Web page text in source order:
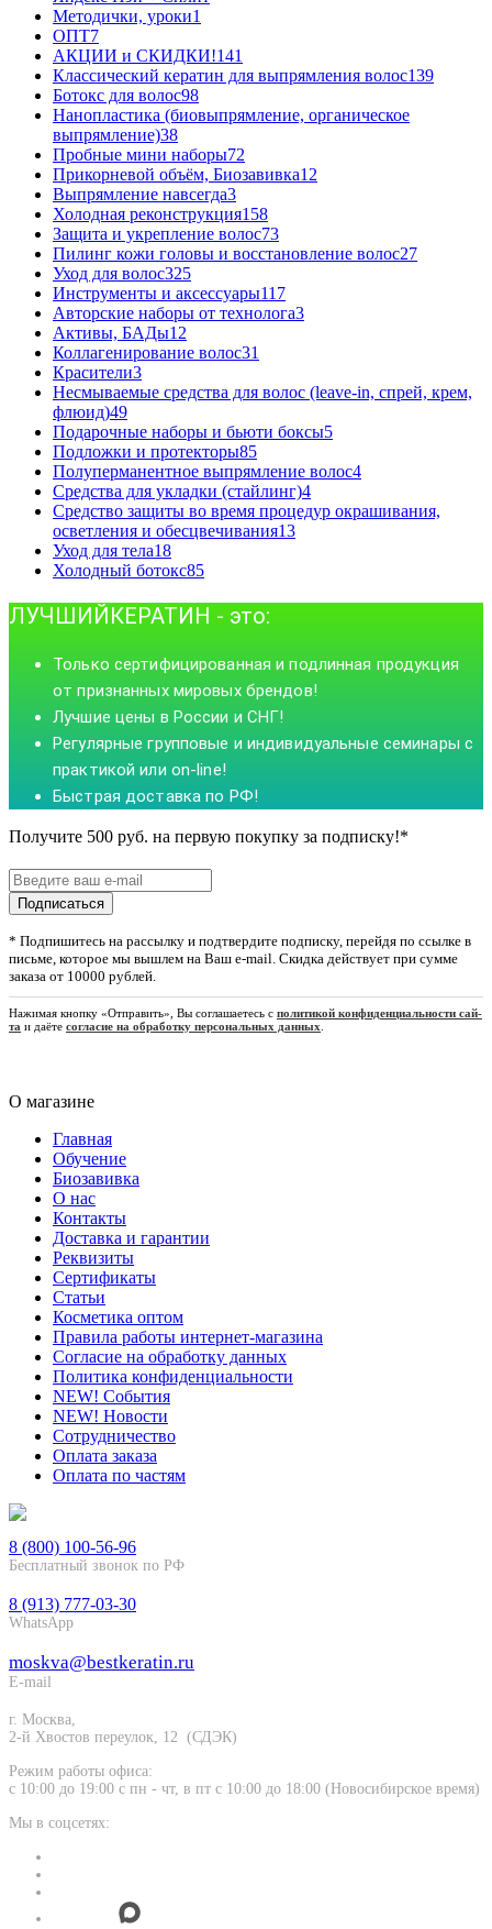
Методички, уроки1
ОПТ7
АКЦИИ и СКИДКИ!141
Классический кератин для выпрямления волос139
Ботокс для волос98
Нанопластика (биовыпрямление, органическое
выпрямление)38
Пробные мини наборы72
Прикорневой объём, Биозавивка12
Выпрямление навсегда3
Холодная реконструкция158
Защита и укрепление волос73
Пилинг кожи головы и восстановление волос27
Уход для волос325
Инструменты и аксессуары117
Авторские наборы от технолога3
Активы, БАДы12
Коллагенирование волос31
Красители3
Несмываемые средства для волос (leave-in, спрей, крем,
флюид)49
Подарочные наборы и бьюти боксы5
Подложки и протекторы85
Полуперманентное выпрямление волос4
Средства для укладки (стайлинг)4
Средство защиты во время процедур окрашивания,
осветления и обесцвечивания13
Уход для тела18
Холодный ботокс85
ЛУЧШИЙКЕРАТИН - это:
Только сер­ти­фи­ци­ро­ван­ная и под­лин­ная про­дук­ция
от приз­нанных миро­вых брен­дов!
Лучшие цены в России и СНГ!
Регулярные груп­повые и инди­ви­дуа­льные семи­нары с
прак­тикой или on-line!
Быстрая доставка по РФ!
Получите 500 руб. на первую покупку за подписку!*
Подписаться
* Подпишитесь на рассылку и подтвердите подписку, перейдя по ссылке в
письме, которое мы вышлем на Ваш e-mail. Скидка действует при сумме
заказа от 10000 рублей.
На­жи­мая кноп­ку «Отправить», Вы сог­ла­­шае­­те­сь c по­­ли­­ти­­кой кон­­фи­­ден­­циа­ль­но­­сти са­й­
та и даёте согласие на обработку персональных данных
О магазине
Главная
Обучение
Биозавивка
О нас
Контакты
Доставка и гарантии
Реквизиты
Сертификаты
Статьи
Косметика оптом
Правила работы интернет-магазина
Согласие на обработку данных
Политика конфиденциальности
NEW! События
NEW! Новости
Сотрудничество
Оплата заказа
Оплата по частям
8 (800) 100-56-96
Бесплатный звонок по РФ
8 (913) 777-03-30
WhatsApp
moskva@bestkeratin.ru
E-mail
г. Москва
2-й Хвостов переулок, 12 (СДЭК)
Режим работы офиса:
с 10:00 до 19:00 с пн - чт, в пт с 10:00 до 18:00 (Новосибирское время)
Мы в соцсетях: